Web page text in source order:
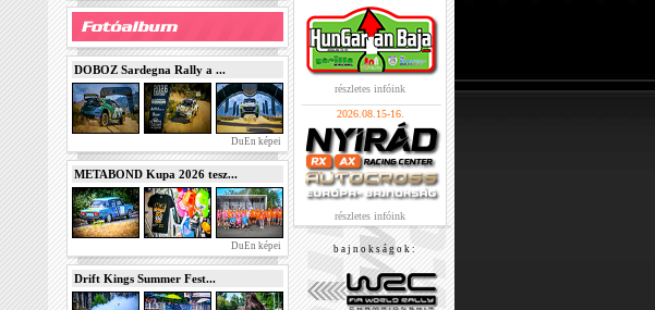
DOBOZ Sardegna Rally a ...
DuEn képei
METABOND Kupa 2026 tesz...
DuEn képei
Drift Kings Summer Fest...
részletes infóink
2026.08.15-16.
részletes infóink
b a j n o k s á g o k :